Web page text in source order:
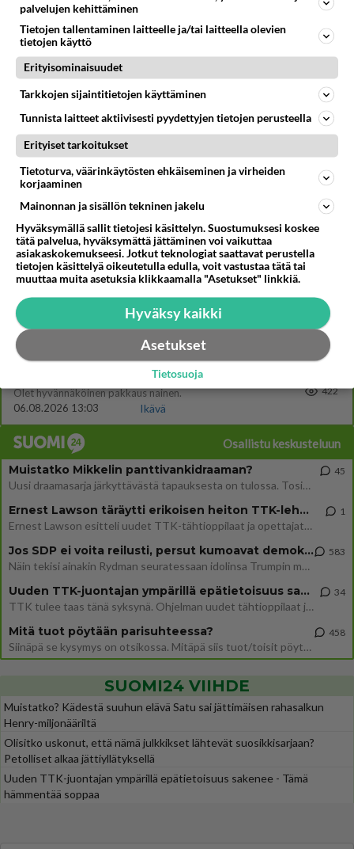
Poliisin mukaan nuori oli lähes täysi-ikäinen. Ennen iltakuutta tulleen ilmoituksen mukaan ihminen oli joutunut mahdoll
06.08.2026 20:09
Mikä on ollut
Söpöintä välillämme?
Tykkäätköhän vielä minusta?
Yhtä paljon, kuin minä sinusta? Haaveissa ollaan kahdestaan, rauhassa ja lähennytään fyysisesti ja tutustutaan syvemmin
06.08.2026 07:42
28
Olet ihana
05.08.2026 21:15
Ikävä
37
480
kenen näköinen
kaivattusi on ?
07.08.2026 16:24
Ikävä
Vihervasemmistofeministinaisasianaiset
Tulevat tänne palstalle haukkumaan miehiä ja naljailemaan miehelle, kehuvat olevansa heitä parempia. Itse asuvat MIEHE
06.08.2026 12:01
Sinkut
151
438
Hyvännäköinen pakkaus
Olet hyvännäköinen pakkaus nainen.
06.08.2026 13:03
Ikävä
422
Osallistu keskusteluun
Muistatko Mikkelin panttivankidraaman?
Uusi draamasarja järkyttävästä tapauksesta on tulossa. Tositapahtumiin perustuva sarja ammentaa vuoden 1986 Mikkelin pan
45
Ernest Lawson täräytti erikoisen heiton TTK-lehdistötilaisuudessa: " Onko tässä tarkoituksena...?"
Ernest Lawson esitteli uudet TTK-tähtioppilaat ja opettajat torstaina 6.8. lehdistölle. Tulevalla kaudella on yksi hausk
1
Jos SDP ei voita reilusti, persut kumoavat demokratian Suomesta
Näin tekisi ainakin Rydman seuratessaan idolinsa Trumpin mallia https://www.is.fi/politiikka/art-2000012187244.html
583
Uuden TTK-juontajan ympärillä epätietoisuus sakenee - Nyt MTV hämmentää soppaa
TTK tulee taas tänä syksynä. Ohjelman uudet tähtioppilaat julkistetaan torstaina 6. elokuuta klo 14 alkavassa lehdistö
34
Mitä tuot pöytään parisuhteessa?
Siinäpä se kysymys on otsikossa. Mitäpä siis tuot/toisit pöytään parisuhteessa? Oletko mies vai nainen? Koetko sen mitä
458
SUOMI24 VIIHDE
Muistatko? Kädestä suuhun elävä Satu sai jättimäisen rahasalkun
Henry-miljonääriltä
Olisitko uskonut, että nämä julkkikset lähtevät suosikkisarjaan?
Petolliset alkaa jättiyllätyksellä
Uuden TTK-juontajan ympärillä epätietoisuus sakenee - Tämä
hämmentää soppaa
palvelujen kehittäminen
Tietojen tallentaminen laitteelle ja/tai laitteella olevien
tietojen käyttö
Erityisominaisuudet
Tarkkojen sijaintitietojen käyttäminen
Tunnista laitteet aktiivisesti pyydettyjen tietojen perusteella
Erityiset tarkoitukset
Tietoturva, väärinkäytösten ehkäiseminen ja virheiden
korjaaminen
Mainonnan ja sisällön tekninen jakelu
Hyväksymällä sallit tietojesi käsittelyn. Suostumuksesi koskee
tätä palvelua, hyväksymättä jättäminen voi vaikuttaa
asiakaskokemukseesi. Jotkut teknologiat saattavat perustella
tietojen käsittelyä oikeutetulla edulla, voit vastustaa tätä tai
muuttaa muita asetuksia klikkaamalla "Asetukset" linkkiä.
Hyväksy kaikki
Asetukset
Tietosuoja